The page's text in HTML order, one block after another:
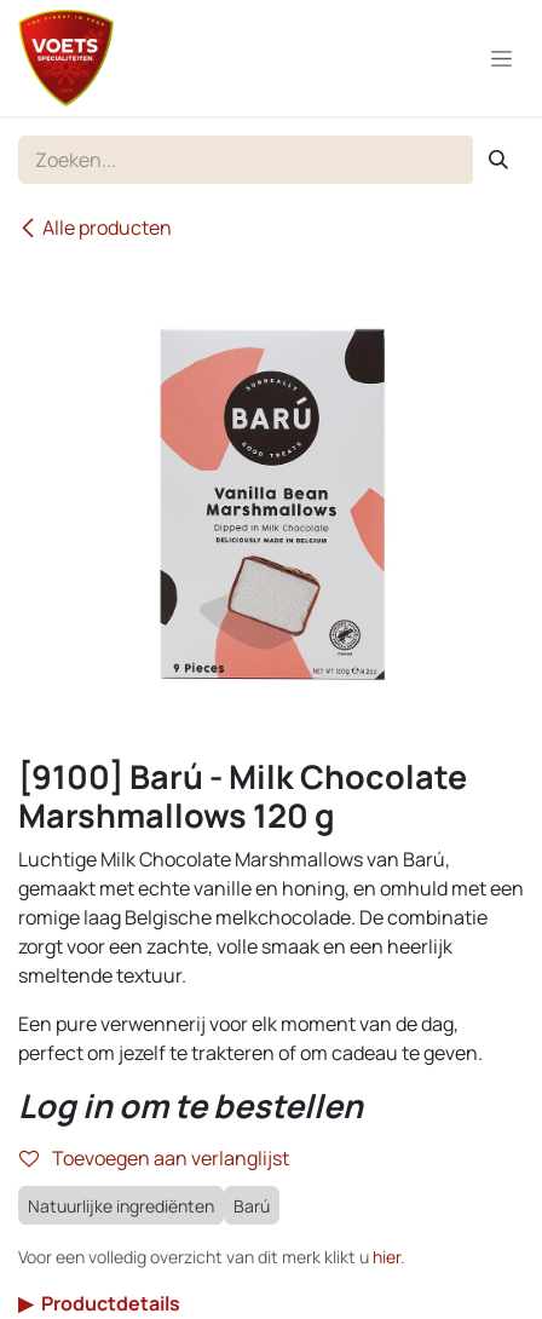
Overslaan naar inhoud
Alle producten
[9100] Barú - Milk Chocolate
Marshmallows 120 g
Luchtige Milk Chocolate Marshmallows van Barú,
gemaakt met echte vanille en honing, en omhuld met een
romige laag Belgische melkchocolade. De combinatie
zorgt voor een zachte, volle smaak en een heerlijk
smeltende textuur.
Een pure verwennerij voor elk moment van de dag,
perfect om jezelf te trakteren of om cadeau te geven.
Log in om te bestellen
Toevoegen aan verlanglijst
Natuurlijke ingrediënten Barú
Voor een volledig overzicht van dit merk klikt u hier.
▶ Productdetails